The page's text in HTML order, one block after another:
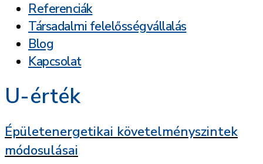
Referenciák
Társadalmi felelősségvállalás
Blog
Kapcsolat
U-érték
Épületenergetikai követelményszintek
módosulásai